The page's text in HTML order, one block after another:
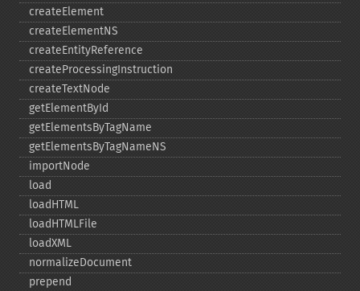
createElement
createElementNS
createEntityReference
createProcessingInstruction
createTextNode
getElementById
getElementsByTagName
getElementsByTagNameNS
importNode
load
loadHTML
loadHTMLFile
loadXML
normalizeDocument
prepend